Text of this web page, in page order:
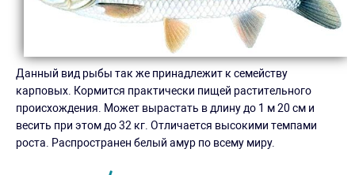
Данный вид рыбы так же принадлежит к семейству
карповых. Кормится практически пищей растительного
происхождения. Может вырастать в длину до 1 м 20 см и
весить при этом до 32 кг. Отличается высокими темпами
роста. Распространен белый амур по всему миру.